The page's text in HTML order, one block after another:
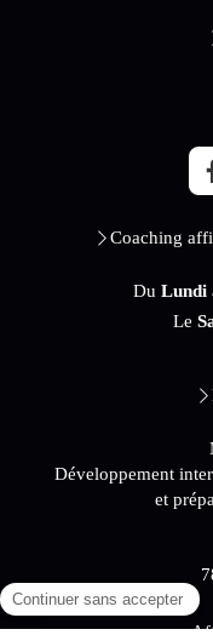
Coaching
Du Lundi
Le
Développement
et